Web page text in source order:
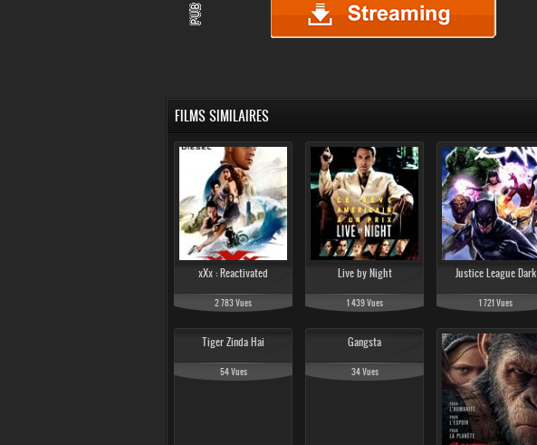
FILMS SIMILAIRES
xXx : Reactivated
2 783 Vues
Live by Night
1 439 Vues
Justice League Dark
1 721 Vues
Tiger Zinda Hai
54 Vues
Gangsta
34 Vues